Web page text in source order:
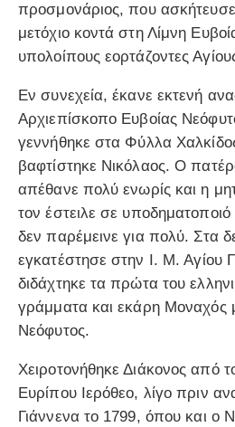
προσμονάριος, που
μετόχιο κοντά στη Λίμνη
υπολοίπους εορτάζοντες
Εν συνεχεία, έκανε εκτενή
Αρχιεπίσκοπο Ευβοίας
γεννήθηκε στα Φύλλα
βαφτίστηκε Νικόλαος. Ο
απέθανε πολύ ενωρίς και η
τον έστειλε σε
δεν παρέμεινε για πολύ. Στα
εγκατέστησε στην Ι. Μ.
διδάχτηκε τα πρώτα του
γράμματα και εκάρη Μοναχός
Νεόφυτος.
Χειροτονήθηκε Διάκονος από
Ευρίπου Ιερόθεο, λίγο πριν
Γιάννενα το 1799, όπου και ο